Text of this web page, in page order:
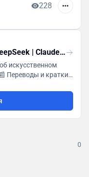
228
| Claude | Grok
искусственном
Переводы и краткие
и OpenAI до
0